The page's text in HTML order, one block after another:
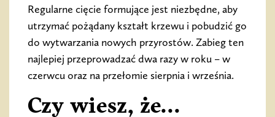
Regularne cięcie formujące jest niezbędne, aby
utrzymać pożądany kształt krzewu i pobudzić go
do wytwarzania nowych przyrostów. Zabieg ten
najlepiej przeprowadzać dwa razy w roku – w
czerwcu oraz na przełomie sierpnia i września.
Czy wiesz, że...